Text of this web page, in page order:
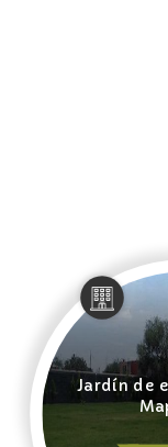
Jardín de